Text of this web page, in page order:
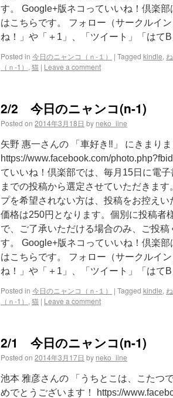
す。 Google+版ネコっていいね！倶楽
はこちらです。 フォロー（サークルイ
ね！」や「＋1」、「ツイート」「はて
Posted in 今日のニャンコ（ｎ-１） | Tagged kindle,
（ｎ-1） , 猫 | Leave a comment
2/2 今日のニャンコ(n-1)
Posted on 2014年3月18日 by neko_iine
矢野 惠一さんの 「車好き‼︎」 にきまり
https://www.facebook.com/
ていいね！倶楽部では、毎月15日に電
までの投稿から選定させていただきま
プを希望されない方は、投稿をお控え
価格は250円となります。個別に投稿者
で、ご了承いただける場合のみ、ご投
す。 Google+版ネコっていいね！倶楽
はこちらです。 フォロー（サークルイ
ね！」や「＋1」、「ツイート」「はて
Posted in 今日のニャンコ（ｎ-１） | Tagged kindle,
（ｎ-1） , 猫 | Leave a comment
2/1 今日のニャンコ(n-1)
Posted on 2014年3月17日 by neko_iine
池本 雅彦さんの 「うちとこは、こたつ
めでとうございます！ https://